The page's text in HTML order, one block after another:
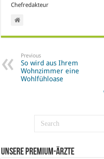
Chefredakteur
Previous
So wird aus Ihrem
Wohnzimmer eine
Wohlfühloase
Unsere Premium-Ärzte